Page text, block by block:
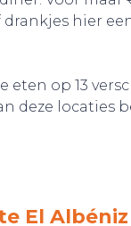
drankjes hier
eten op 13
deze locaties
El Albéniz